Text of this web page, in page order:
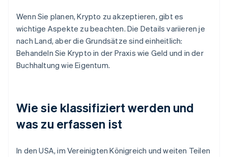
Wenn Sie planen, Krypto zu akzeptieren, gibt es
wichtige Aspekte zu beachten. Die Details variieren je
nach Land, aber die Grundsätze sind einheitlich:
Behandeln Sie Krypto in der Praxis wie Geld und in der
Buchhaltung wie Eigentum.
Wie sie klassifiziert werden und
was zu erfassen ist
In den USA, im Vereinigten Königreich und weiten Teilen